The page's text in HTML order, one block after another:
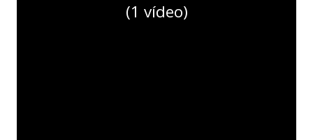
(1 vídeo)